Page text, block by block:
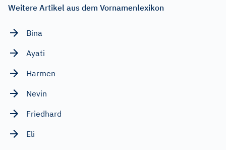
Weitere Artikel aus dem Vornamenlexikon
Bina
Ayati
Harmen
Nevin
Friedhard
Eli